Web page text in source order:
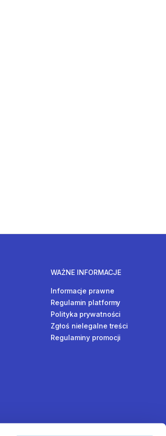
WAŻNE INFORMACJE
Informacje prawne
Regulamin platformy
Polityka prywatności
Zgłoś nielegalne treści
Regulaminy promocji